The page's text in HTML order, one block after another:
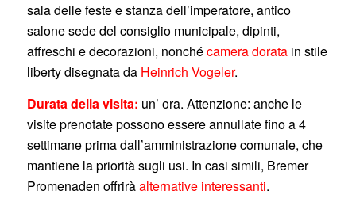
sala delle feste e stanza dell’imperatore, antico
salone sede del consiglio municipale, dipinti,
affreschi e decorazioni, nonchécamera doratain stile
liberty disegnata da Heinrich Vogeler.
Durata della visita: un’ ora. Attenzione: anche le
visite prenotate possono essere annullate fino a 4
settimane prima dall’amministrazione comunale, che
mantiene la priorità sugli usi. In casi simili, Bremer
Promenaden offriràalternative interessanti.